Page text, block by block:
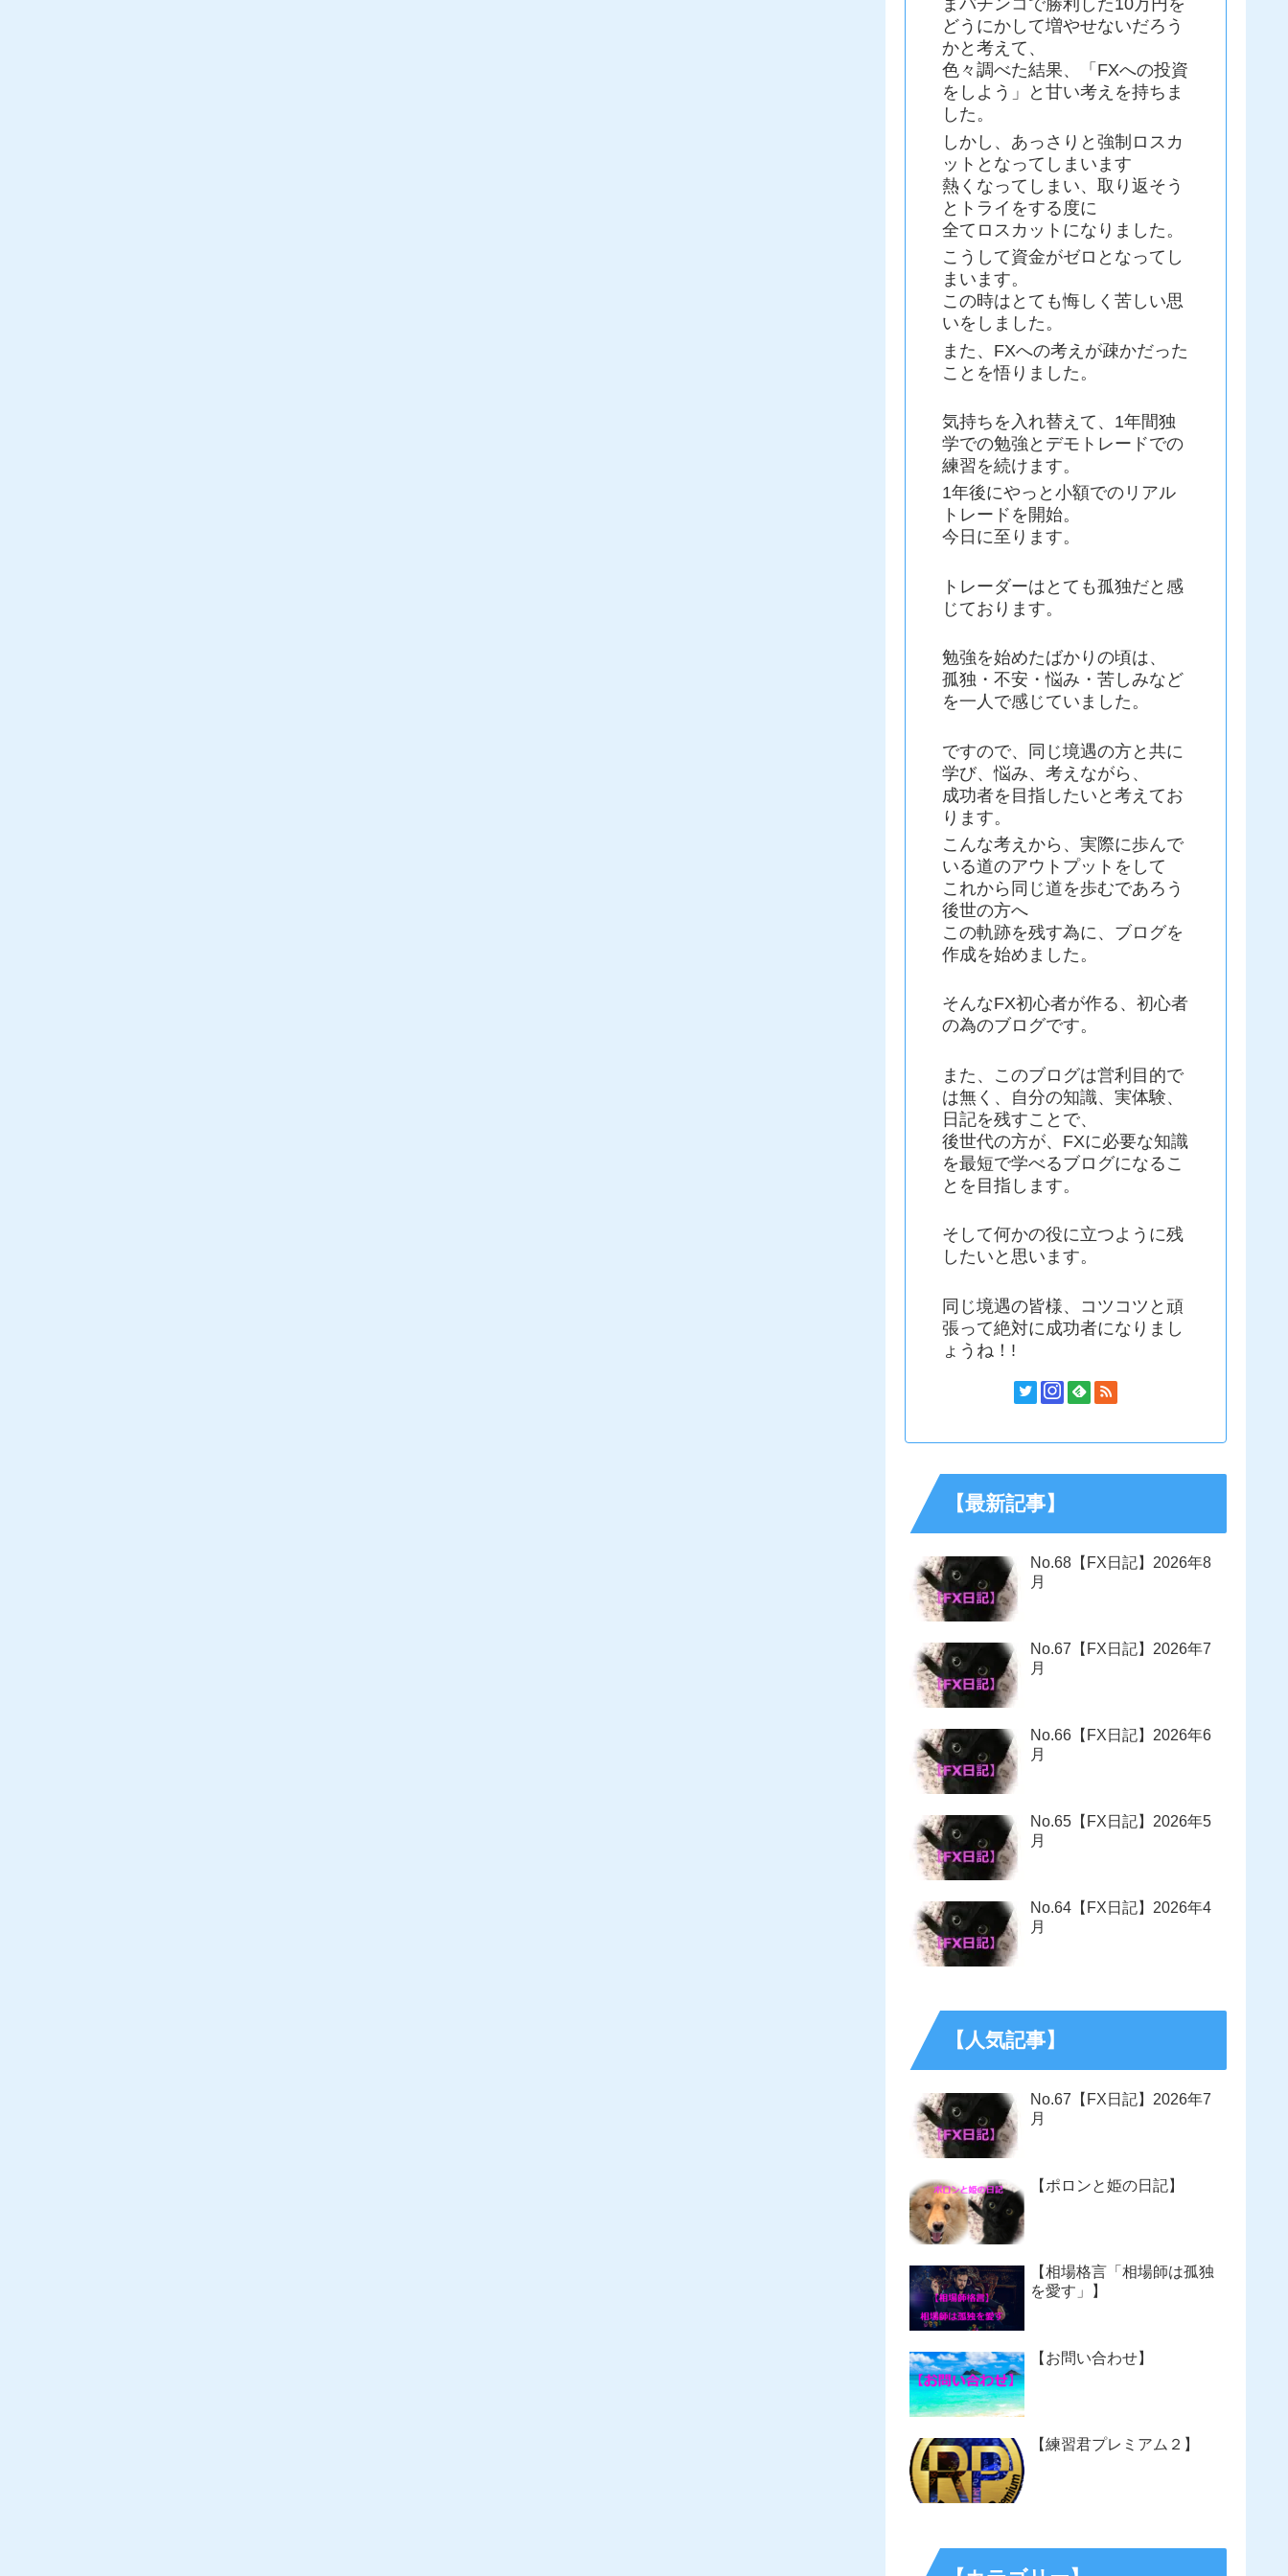
まパチンコで勝利した10万円を
どうにかして増やせないだろう
かと考えて、
色々調べた結果、「FXへの投資
をしよう」と甘い考えを持ちま
した。
しかし、あっさりと強制ロスカ
ットとなってしまいます
熱くなってしまい、取り返そう
とトライをする度に
全てロスカットになりました。
こうして資金がゼロとなってし
まいます。
この時はとても悔しく苦しい思
いをしました。
また、FXへの考えが疎かだった
ことを悟りました。
気持ちを入れ替えて、1年間独
学での勉強とデモトレードでの
練習を続けます。
1年後にやっと小額でのリアル
トレードを開始。
今日に至ります。
トレーダーはとても孤独だと感
じております。
勉強を始めたばかりの頃は、
孤独・不安・悩み・苦しみなど
を一人で感じていました。
ですので、同じ境遇の方と共に
学び、悩み、考えながら、
成功者を目指したいと考えてお
ります。
こんな考えから、実際に歩んで
いる道のアウトプットをして
これから同じ道を歩むであろう
後世の方へ
この軌跡を残す為に、ブログを
作成を始めました。
そんなFX初心者が作る、初心者
の為のブログです。
また、このブログは営利目的で
は無く、自分の知識、実体験、
日記を残すことで、
後世代の方が、FXに必要な知識
を最短で学べるブログになるこ
とを目指します。
そして何かの役に立つように残
したいと思います。
同じ境遇の皆様、コツコツと頑
張って絶対に成功者になりまし
ょうね！!
【最新記事】
No.68【FX日記】2026年8
月
No.67【FX日記】2026年7
月
No.66【FX日記】2026年6
月
No.65【FX日記】2026年5
月
No.64【FX日記】2026年4
月
【人気記事】
No.67【FX日記】2026年7
月
【ポロンと姫の日記】
【相場格言「相場師は孤独
を愛す」】
【お問い合わせ】
【練習君プレミアム２】